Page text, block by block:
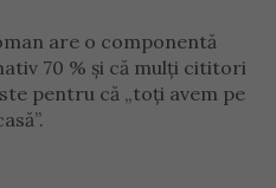
are o componentă
70 % și că mulți cititori
pentru că „toți avem pe